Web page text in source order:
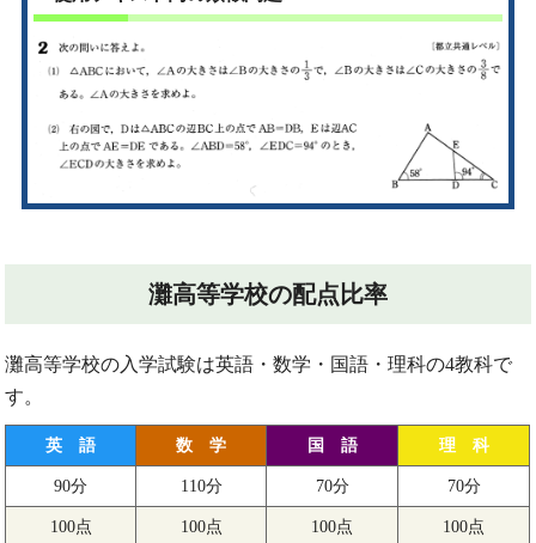
灘高等学校の配点比率
灘高等学校の入学試験は英語・数学・国語・理科の4教科で
す。
英 語 数 学 国 語 理 科
90分 110分 70分 70分
100点 100点 100点 100点